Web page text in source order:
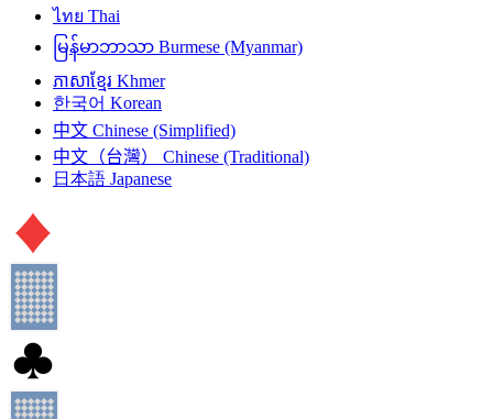
ไทย Thai
မြန်မာဘာသာ Burmese (Myanmar)
ភាសាខ្មែរ Khmer
한국어 Korean
中文 Chinese (Simplified)
中文（台灣）
Chinese (Traditional)
日本語 Japanese